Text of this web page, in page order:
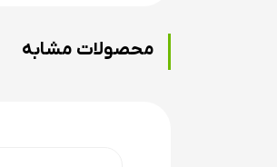
محصولات مشابه